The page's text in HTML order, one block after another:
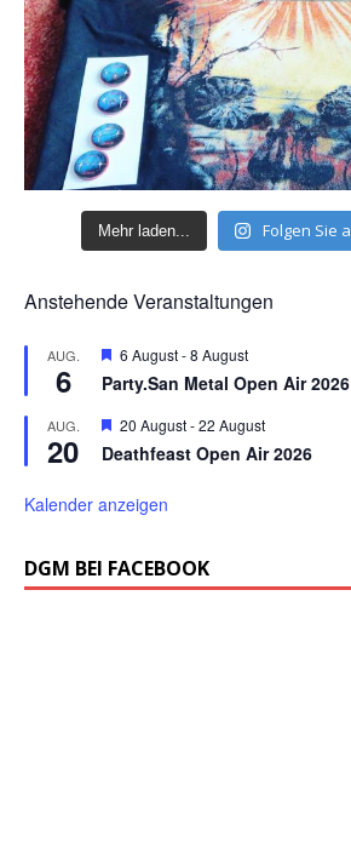
Mehr laden... Folgen Sie
Anstehende Veranstaltungen
AUG.
6
H
r
o
r
h
e
n
6 August-8 August
Party.San Metal Open Air 2026
AUG.
20
H
r
o
e
h
20 August-22 August
Deathfeast Open Air 2026
Kalender anzeigen
DGM BEI FACEBOOK